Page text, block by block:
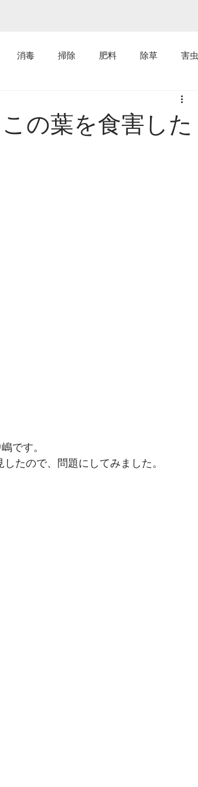
消毒 掃除 肥料 除草 害虫
の葉を食害した
です。
たので、問題にしてみました。